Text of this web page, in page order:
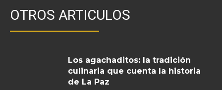
OTROS ARTICULOS
Los agachaditos: la tradición
culinaria que cuenta la historia
de La Paz